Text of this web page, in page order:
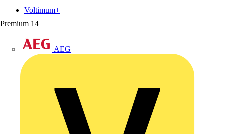
Premium 14
AEG
Voltimum+